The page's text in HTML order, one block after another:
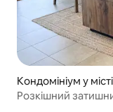
Кондомініум у
Розкішний